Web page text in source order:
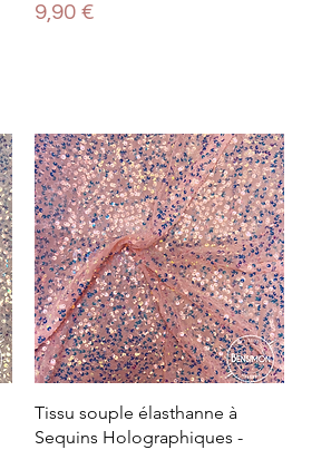
Prix
9,90 €
Tissu souple élasthanne à
Sequins Holographiques -